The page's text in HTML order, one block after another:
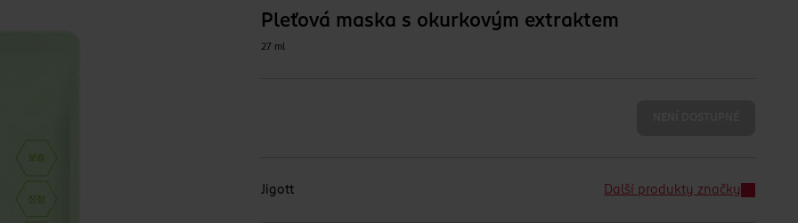
Pleťová maska s okurkovým extraktem
27 ml
Jigott Další produkty značky